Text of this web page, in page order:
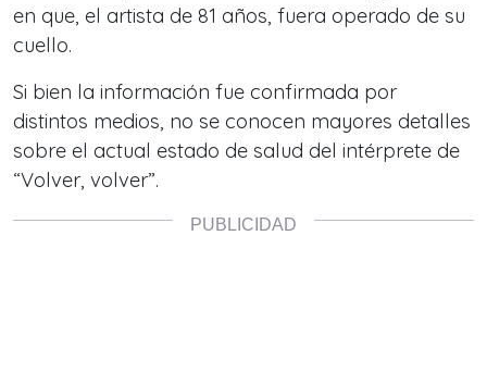
en que, el artista de 81 años, fuera operado de su
cuello.
Si bien la información fue confirmada por
distintos medios, no se conocen mayores detalles
sobre el actual estado de salud del intérprete de
“Volver, volver”.